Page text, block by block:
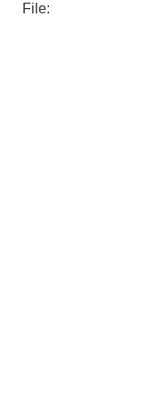
File: